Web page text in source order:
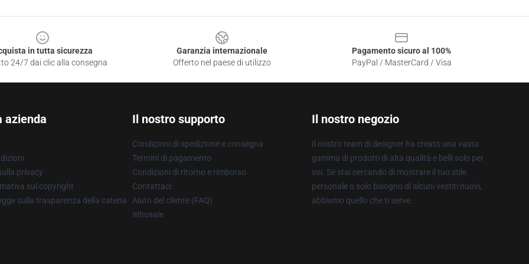
in tutta sicurezza
24/7 dai clic alla consegna
Garanzia internazionale
Offerto nel paese di utilizzo
Pagamento sicuro al 100%
PayPal / MasterCard / Visa
azienda
privacy
sul copyright
sulla trasparenza della catena
Il nostro supporto
Condizioni di spedizione e consegna
Termini di pagamento
Condizioni di ritorno e rimborso
Contattaci
Aiuto del cliente (FAQ)
Whosale
Il nostro negozio
Il nostro team di designer ha creato una vasta
gamma di prodotti di alta qualità e belli solo per
voi. Se stai cercando di mostrare il tuo stile
personale o solo bisogno di alcuni vestiti nuovi,
abbiamo quello che ti serve.